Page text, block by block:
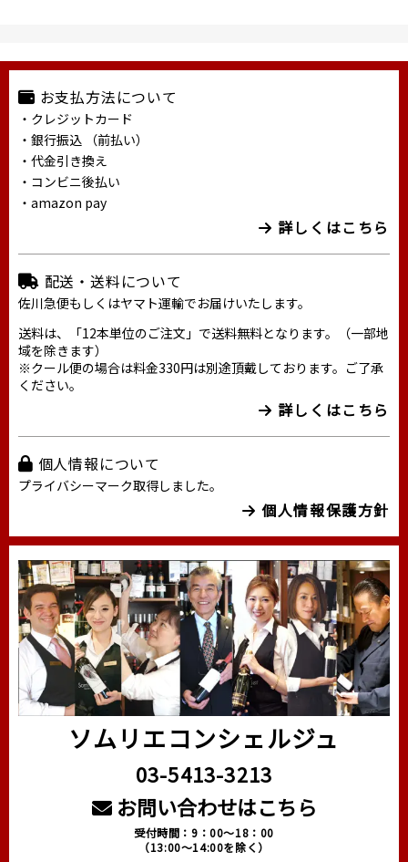
お支払方法について
・クレジットカード
・銀行振込 （前払い）
・代金引き換え
・コンビニ後払い
・amazon pay
詳しくはこちら
配送・送料について
佐川急便もしくはヤマト運輸でお届けいたします。
送料は、「12本単位のご注文」で送料無料となります。（一部地
域を除きます）
※クール便の場合は料金330円は別途頂戴しております。ご了承
ください。
詳しくはこちら
個人情報について
プライバシーマーク取得しました。
個人情報保護方針
ソムリエコンシェルジュ
03-5413-3213
お問い合わせはこちら
受付時間：9：00～18：00
（13:00～14:00を除く）